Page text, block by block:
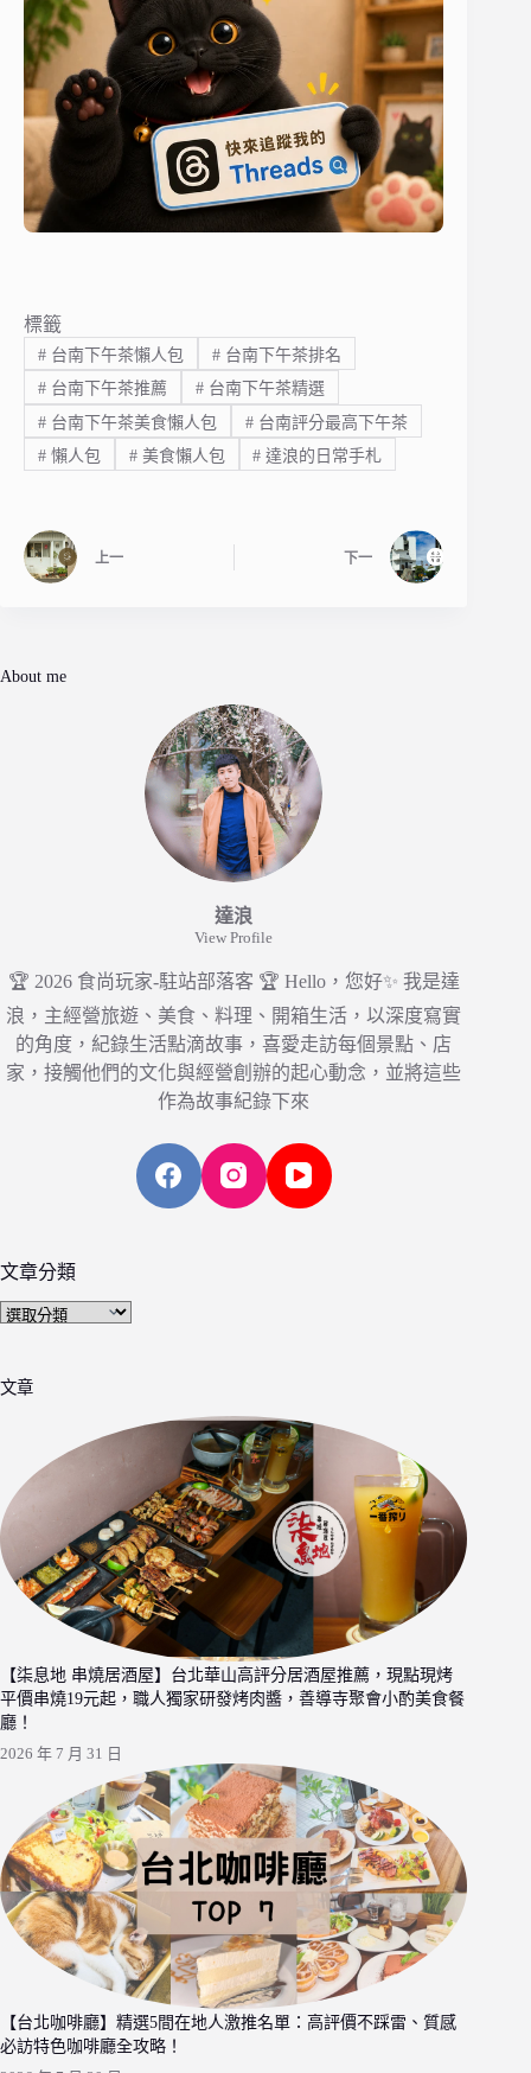
標籤
#台南下午茶懶人包 #台南下午茶排名
#台南下午茶推薦 #台南下午茶精選
#台南下午茶美食懶人包 #台南評分最高下午茶
#懶人包 #美食懶人包 # 達浪的日常手札
上一 下一
About me
達浪
View Profile
🏆 2026 食尚玩家-駐站部落客 🏆 Hello，您好✨ 我是達
浪，主經營旅遊、美食、料理、開箱生活，以深度寫實
的角度，紀錄生活點滴故事，喜愛走訪每個景點、店
家，接觸他們的文化與經營創辦的起心動念，並將這些
作為故事紀錄下來
文章分類
文
類
文章
【柒息地 串燒居酒屋】台北華山高評分居酒屋推薦，現點現烤
平價串燒19元起，職人獨家研發烤肉醬，善導寺聚會小酌美食餐
廳！
2026 年 7 月 31 日
【台北咖啡廳】精選5間在地人激推名單：高評價不踩雷、質感
必訪特色咖啡廳全攻略！